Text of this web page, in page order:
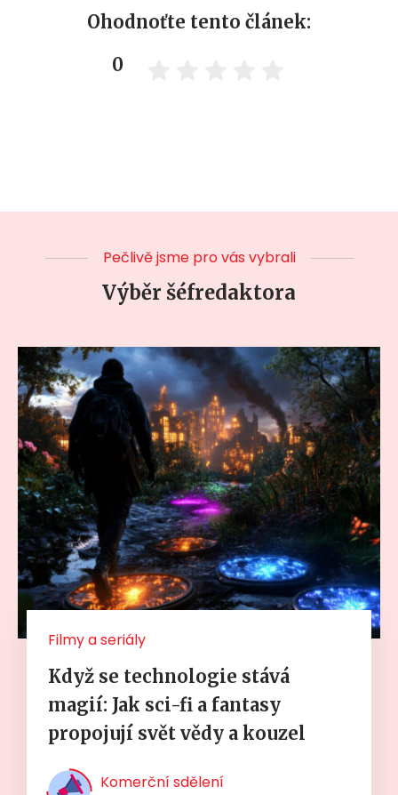
Ohodnoťte tento článek:
0
Pečlivě jsme pro vás vybrali
Výběr šéfredaktora
Filmy a seriály
Když se technologie stává
magií: Jak sci-fi a fantasy
propojují svět vědy a kouzel
Komerční sdělení